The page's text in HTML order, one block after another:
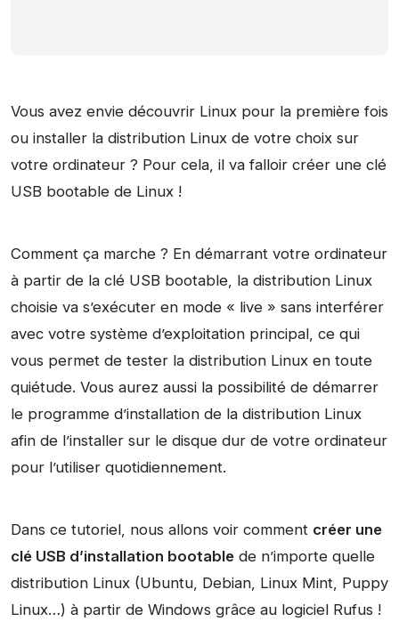
Vous avez envie découvrir Linux pour la première fois
ou installer la distribution Linux de votre choix sur
votre ordinateur ? Pour cela, il va falloir créer une clé
USB bootable de Linux !
Comment ça marche ? En démarrant votre ordinateur
à partir de la clé USB bootable, la distribution Linux
choisie va s’exécuter en mode « live » sans interférer
avec votre système d’exploitation principal, ce qui
vous permet de tester la distribution Linux en toute
quiétude. Vous aurez aussi la possibilité de démarrer
le programme d’installation de la distribution Linux
afin de l’installer sur le disque dur de votre ordinateur
pour l’utiliser quotidiennement.
Dans ce tutoriel, nous allons voir comment créer une
clé USB d’installation bootable de n’importe quelle
distribution Linux (Ubuntu, Debian, Linux Mint, Puppy
Linux…) à partir de Windows grâce au logiciel Rufus !